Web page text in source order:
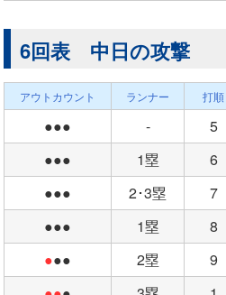
6回表 中日の攻撃
アウトカウント ランナー 打順
●●● - 5
●●●
1塁 6
●●●
2･3塁 7
●●●
1塁 8
●●● 2塁 9